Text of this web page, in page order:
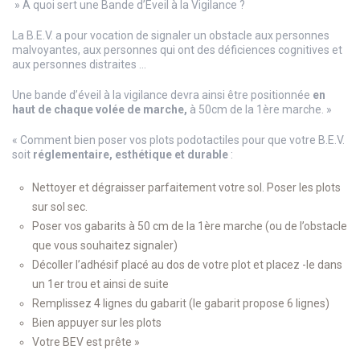
» A quoi sert une Bande d’Eveil à la Vigilance ?
La B.E.V. a pour vocation de signaler un obstacle aux personnes
malvoyantes, aux personnes qui ont des déficiences cognitives et
aux personnes distraites …
Une bande d’éveil à la vigilance devra ainsi être positionnée en
haut de chaque volée de marche, à 50cm de la 1ère marche. »
« Comment bien poser vos plots podotactiles pour que votre B.E.V.
soit réglementaire, esthétique et durable :
Nettoyer et dégraisser parfaitement votre sol. Poser les plots
sur sol sec.
Poser vos gabarits à 50 cm de la 1ère marche (ou de l’obstacle
que vous souhaitez signaler)
Décoller l’adhésif placé au dos de votre plot et placez -le dans
un 1er trou et ainsi de suite
Remplissez 4 lignes du gabarit (le gabarit propose 6 lignes)
Bien appuyer sur les plots
Votre BEV est prête »